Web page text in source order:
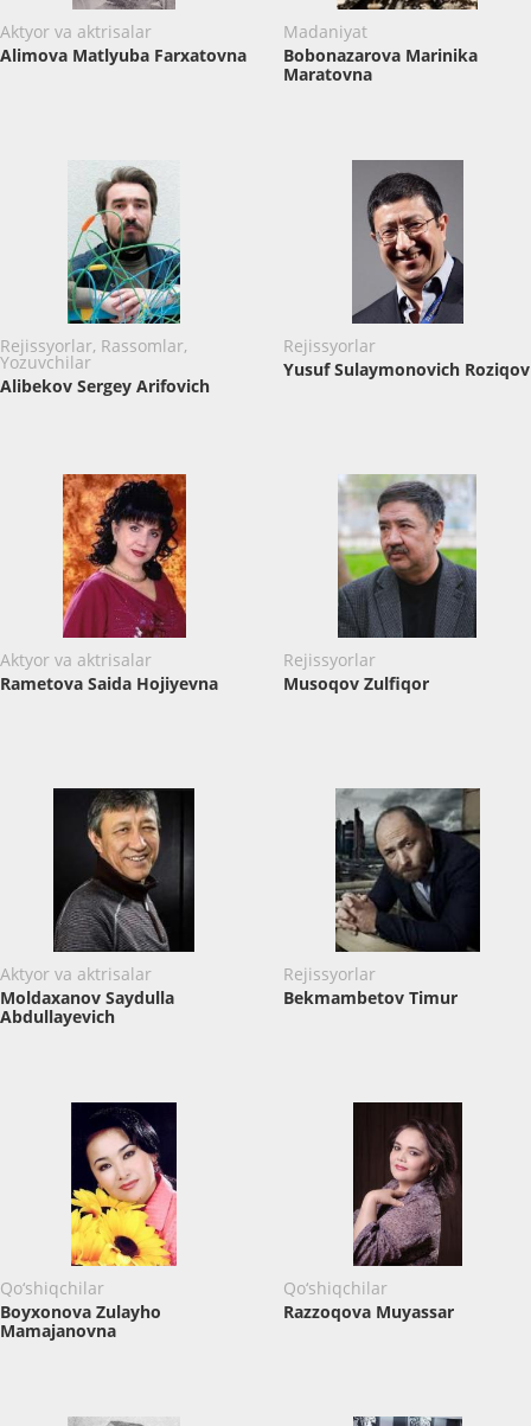
Aktyor va aktrisalar
Alimova Matlyuba Farxatovna
Madaniyat
Bobonazarova Marinika
Maratovna
Rejissyorlar, Rassomlar,
Yozuvchilar
Alibekov Sergey Arifovich
Rejissyorlar
Yusuf Sulaymonovich Roziqov
Aktyor va aktrisalar
Rametova Saida Hojiyevna
Rejissyorlar
Musoqov Zulfiqor
Aktyor va aktrisalar
Moldaxanov Saydulla
Abdullayevich
Rejissyorlar
Bekmambetov Timur
Qo‘shiqchilar
Boyxonova Zulayho
Mamajanovna
Qo‘shiqchilar
Razzoqova Muyassar